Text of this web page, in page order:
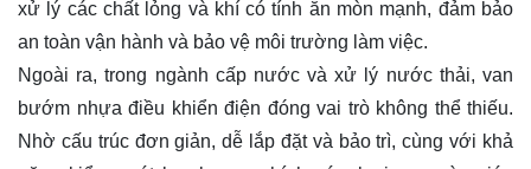
xử lý các chất lỏng và khí có tính ăn mòn mạnh, đảm bảo
an toàn vận hành và bảo vệ môi trường làm việc.
Ngoài ra, trong ngành cấp nước và xử lý nước thải, van
bướm nhựa điều khiển điện đóng vai trò không thể thiếu.
Nhờ cấu trúc đơn giản, dễ lắp đặt và bảo trì, cùng với khả